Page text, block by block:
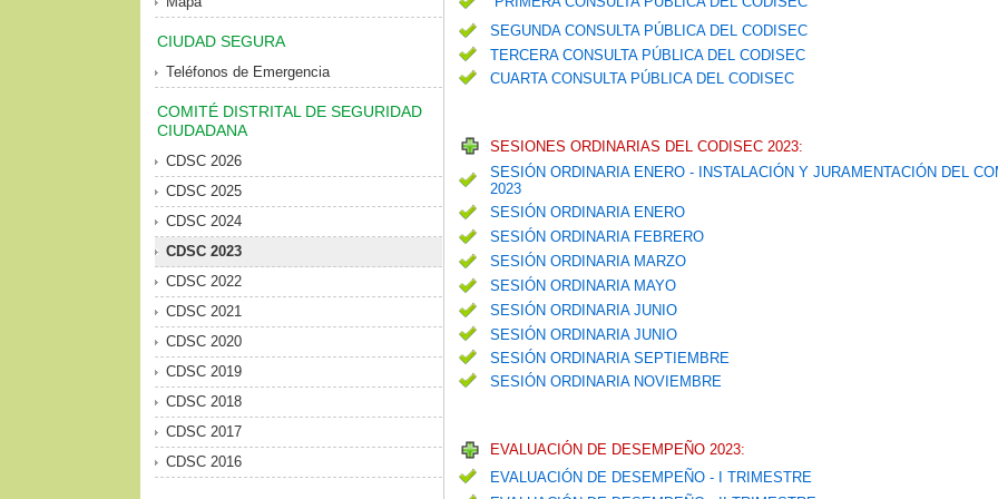
CIUDAD SEGURA
Teléfonos de Emergencia
COMITÉ DISTRITAL DE SEGURIDAD
CIUDADANA
CDSC 2026
CDSC 2025
CDSC 2024
CDSC 2023
CDSC 2022
CDSC 2021
CDSC 2020
CDSC 2019
CDSC 2018
CDSC 2017
CDSC 2016
SEGUNDA CONSULTA PÚBLICA DEL CODISEC
TERCERA CONSULTA PÚBLICA DEL CODISEC
CUARTA CONSULTA PÚBLICA DEL CODISEC
SESIONES ORDINARIAS DEL CODISEC 2023:
SESIÓN ORDINARIA ENERO - INSTALACIÓN Y JURAMENTACIÓN DEL
2023
SESIÓN ORDINARIA ENERO
SESIÓN ORDINARIA FEBRERO
SESIÓN ORDINARIA MARZO
SESIÓN ORDINARIA MAYO
SESIÓN ORDINARIA JUNIO
SESIÓN ORDINARIA JUNIO
SESIÓN ORDINARIA SEPTIEMBRE
SESIÓN ORDINARIA NOVIEMBRE
EVALUACIÓN DE DESEMPEÑO 2023:
EVALUACIÓN DE DESEMPEÑO - I TRIMESTRE